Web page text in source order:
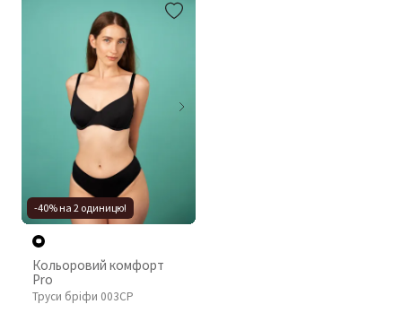
-40% на 2 одиницю!
Кольоровий комфорт
Pro
Труси бріфи 003CP